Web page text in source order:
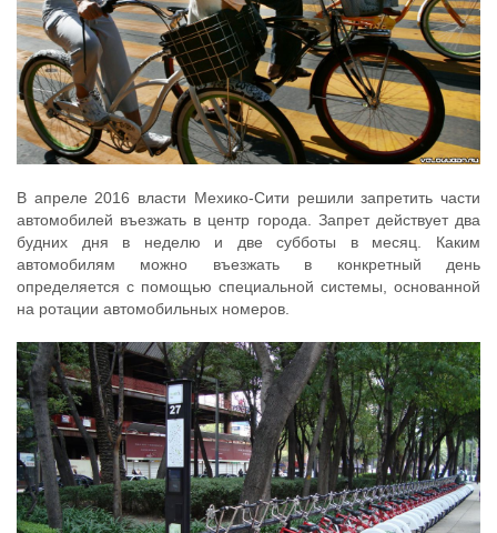
В апреле 2016 власти Мехико-Сити решили запретить части
автомобилей въезжать в центр города. Запрет действует два
будних дня в неделю и две субботы в месяц. Каким
автомобилям можно въезжать в конкретный день
определяется с помощью специальной системы, основанной
на ротации автомобильных номеров.